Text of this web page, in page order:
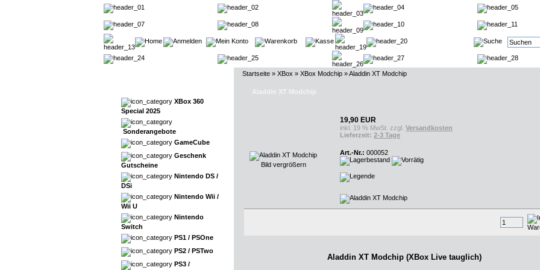
XBox 360
Special 2025
Sonderangebote
GameCube
Geschenk
Gutscheine
Nintendo DS /
DSi
Nintendo Wii /
Wii U
Nintendo
Switch
PS1 / PSOne
PS2 / PSTwo
PS3 /
Startseite » XBox » XBox Modchip »Aladdin XT Modchip
Aladdin XT Modchip
Bild vergrößern
19,90 EUR
inkl. 19 % MwSt. zzgl. Versandkosten
Lieferzeit: 2-3 Tage
Art.-Nr.: 000052
Aladdin XT Modchip (XBox Live tauglich)